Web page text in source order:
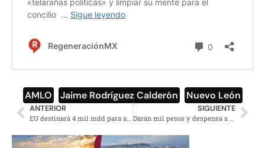
AMLO Jaime Rodríguez Calderón Nuevo León
ANTERIOR SIGUIENTE